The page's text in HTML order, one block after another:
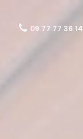
09 77 77 36 14